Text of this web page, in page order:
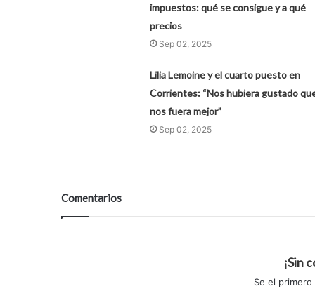
impuestos: qué se consigue y a qué
precios
Sep 02, 2025
Lilia Lemoine y el cuarto puesto en
Corrientes: “Nos hubiera gustado
nos fuera mejor”
Sep 02, 2025
Comentarios
¡Sin
Se el